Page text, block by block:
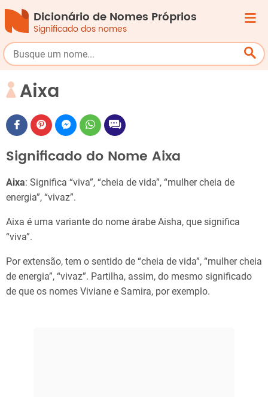
Dicionário de Nomes Próprios
Significado dos nomes
Aixa
Significado do Nome Aixa
Aixa: Significa “viva”, “cheia de vida”, “mulher cheia de
energia”, “vivaz”.
Aixa é uma variante do nome árabe Aisha, que significa
“viva”.
Por extensão, tem o sentido de “cheia de vida”, “mulher cheia
de energia”, “vivaz”. Partilha, assim, do mesmo significado
de que os nomes Viviane e Samira, por exemplo.